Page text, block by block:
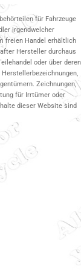
für Fahrzeuge
irgendwelcher
freien Handel erhältlich
Hersteller durchaus
oder über deren
Zeichnungen,
für Irrtümer oder
dieser Website sind